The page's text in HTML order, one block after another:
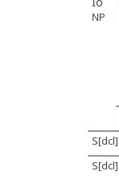
NP
S[dcl]
S[dcl]